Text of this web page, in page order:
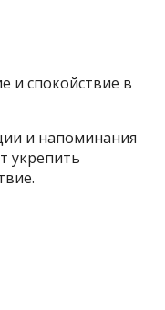
и спокойствие в
и напоминания
укрепить